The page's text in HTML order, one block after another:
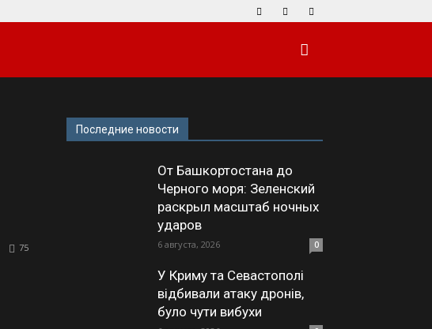
75
Последние новости
От Башкортостана до
Черного моря: Зеленский
раскрыл масштаб ночных
ударов
6 августа, 2026 0
У Криму та Севастополі
відбивали атаку дронів,
було чути вибухи